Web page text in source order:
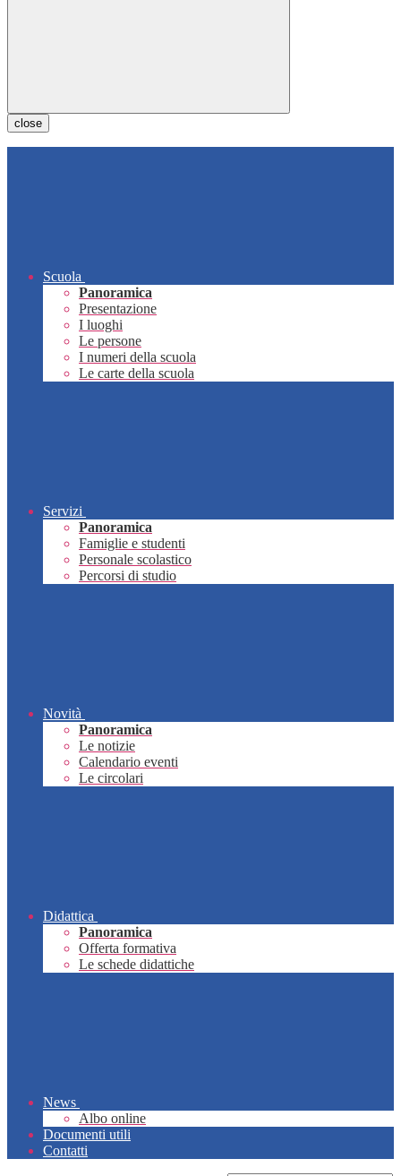
close
Scuola
Panoramica
Presentazione
I luoghi
Le persone
I numeri della scuola
Le carte della scuola
Servizi
Panoramica
Famiglie e studenti
Personale scolastico
Percorsi di studio
Novità
Panoramica
Le notizie
Calendario eventi
Le circolari
Didattica
Panoramica
Offerta formativa
Le schede didattiche
News
Albo online
Documenti utili
Contatti